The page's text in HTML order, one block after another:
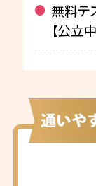
無料テ
【公立